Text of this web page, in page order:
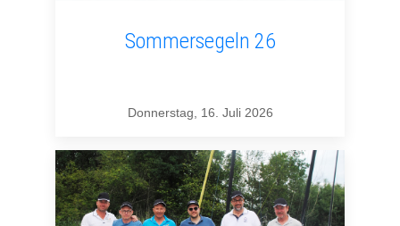
Sommersegeln 26
Donnerstag, 16. Juli 2026